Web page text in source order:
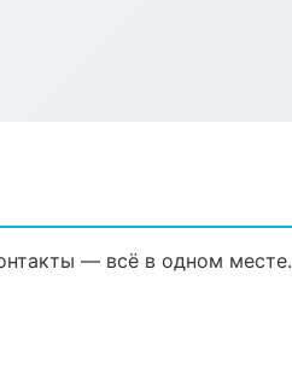
— всё в одном месте.